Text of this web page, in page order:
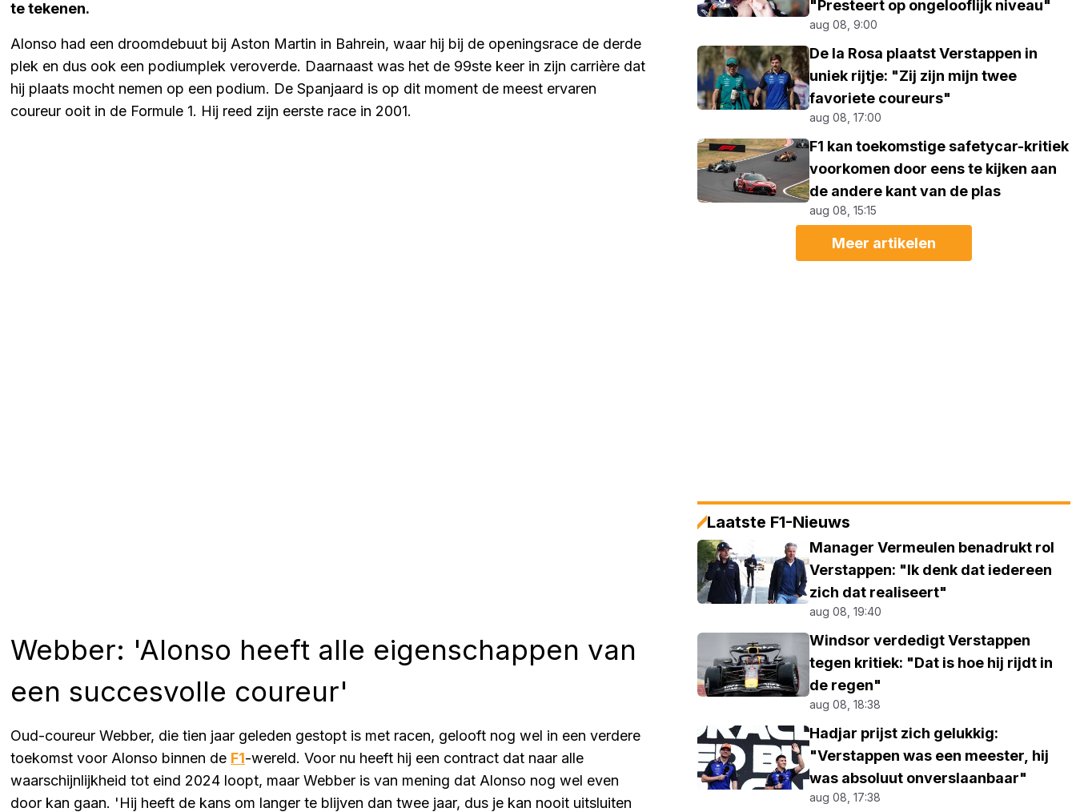
te tekenen.
Alonso had een droomdebuut bij Aston Martin in Bahrein, waar hij bij de openingsrace de derde
plek en dus ook een podiumplek veroverde. Daarnaast was het de 99ste keer in zijn carrière dat
hij plaats mocht nemen op een podium. De Spanjaard is op dit moment de meest ervaren
coureur ooit in de Formule 1. Hij reed zijn eerste race in 2001.
Webber: 'Alonso heeft alle eigenschappen van
een succesvolle coureur'
Oud-coureur Webber, die tien jaar geleden gestopt is met racen, gelooft nog wel in een verdere
toekomst voor Alonso binnen de F1-wereld. Voor nu heeft hij een contract dat naar alle
waarschijnlijkheid tot eind 2024 loopt, maar Webber is van mening dat Alonso nog wel even
door kan gaan. 'Hij heeft de kans om langer te blijven dan twee jaar, dus je kan nooit uitsluiten
"Presteert op ongelooflijk niveau"
aug 08, 9:00
De la Rosa plaatst Verstappen in
uniek rijtje: "Zij zijn mijn twee
favoriete coureurs"
aug 08, 17:00
F1 kan toekomstige safetycar-kritiek
voorkomen door eens te kijken aan
de andere kant van de plas
aug 08, 15:15
Meer artikelen
Laatste F1-Nieuws
Manager Vermeulen benadrukt rol
Verstappen: "Ik denk dat iedereen
zich dat realiseert"
aug 08, 19:40
Windsor verdedigt Verstappen
tegen kritiek: "Dat is hoe hij rijdt in
de regen"
aug 08, 18:38
Hadjar prijst zich gelukkig:
"Verstappen was een meester, hij
was absoluut onverslaanbaar"
aug 08, 17:38